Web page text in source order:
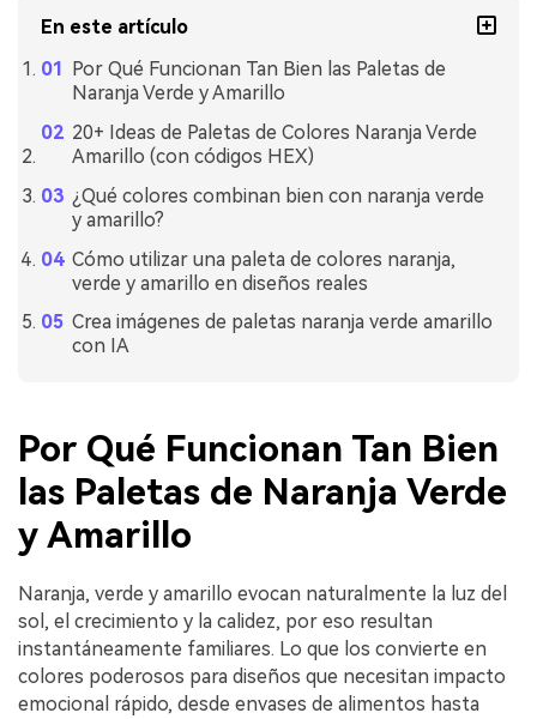
En este artículo
Por Qué Funcionan Tan Bien las Paletas de
Naranja Verde y Amarillo
20+ Ideas de Paletas de Colores Naranja Verde
Amarillo (con códigos HEX)
¿Qué colores combinan bien con naranja verde
y amarillo?
Cómo utilizar una paleta de colores naranja,
verde y amarillo en diseños reales
Crea imágenes de paletas naranja verde amarillo
con IA
Por Qué Funcionan Tan Bien
las Paletas de Naranja Verde
y Amarillo
Naranja, verde y amarillo evocan naturalmente la luz del
sol, el crecimiento y la calidez, por eso resultan
instantáneamente familiares. Lo que los convierte en
colores poderosos para diseños que necesitan impacto
emocional rápido, desde envases de alimentos hasta